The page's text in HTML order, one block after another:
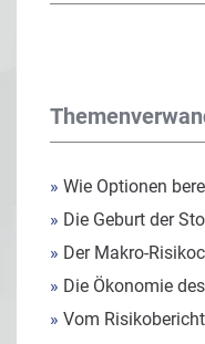
» Wie Optionen
» Die Geburt der
» Der Makro-
» Die Ökonomie
» Vom